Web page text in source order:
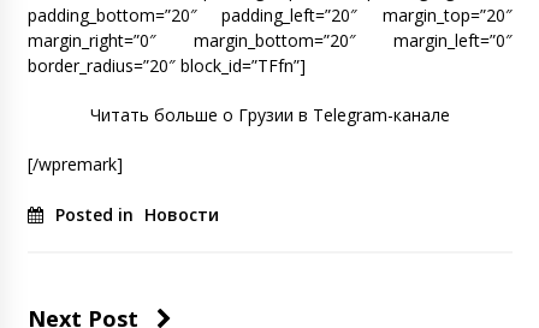
padding_bottom=”20″ padding_left=”20″ margin_top=”20″
margin_right=”0″ margin_bottom=”20″ margin_left=”0″
border_radius=”20″ block_id=”TFfn”]
Читать больше о Грузии в Telegram-канале
[/wpremark]
Posted in Новости
Next Post